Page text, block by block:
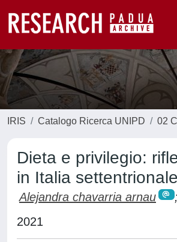
IRIS Catalogo Ricerca UNIPD 02
Dieta e privilegio:
in Italia
Alejandra chavarria arnau ;
2021